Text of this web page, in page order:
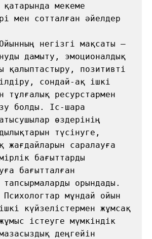
қатарында мекеме
мен сотталған әйелдер
дамыту, эмоционалдық
қалыптастыру, позитивті
сондай-ақ ішкі
тұлғалық ресурстармен
болды. Іс-шара
өздерінің
түсінуге,
жағдайларын саралауға
бағыттарды
бағытталған
тапсырмаларды орындады.
күйзелістермен жұмсақ
істеуге мүмкіндік
деңгейін